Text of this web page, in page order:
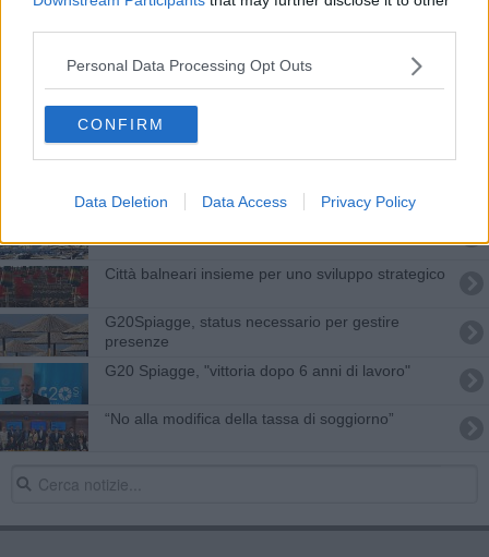
Personal Data Processing Opt Outs
CONFIRM
Data Deletion Data Access Privacy Policy
G20 Spiagge, i sindaci incontrano le Regioni
Bibbona il più piccolo comune del G20 spiagge
Città balneari insieme per uno sviluppo strategico
G20Spiagge, status necessario per gestire
presenze
G20 Spiagge, "vittoria dopo 6 anni di lavoro"
“No alla modifica della tassa di soggiorno”